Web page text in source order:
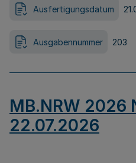
Ausfertigungsdatum
Ausgabennummer 203
MB.NRW 2026
22.07.2026